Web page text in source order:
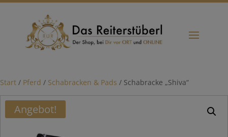
Start / Pferd / Schabracken & Pads / Schabracke „Shiva“
Angebot!